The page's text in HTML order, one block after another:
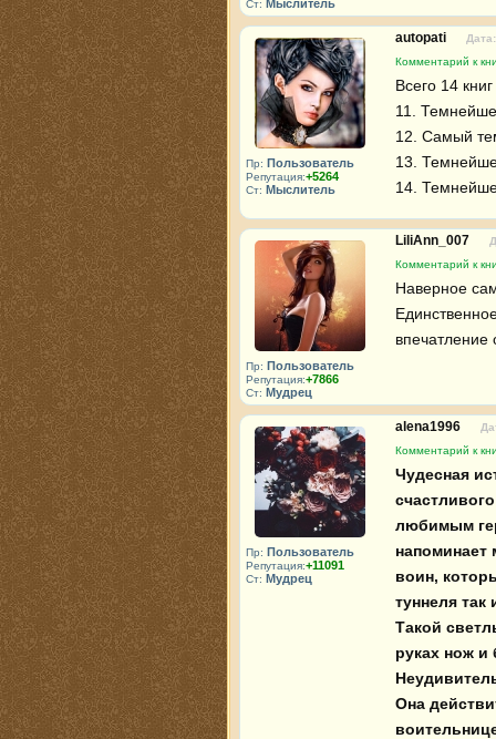
Ст: Мыслитель
Пр: Пользователь
Репутация:+5264
Ст: Мыслитель
autopati
Комментарий к
Всего 14
11.
12. Самый
13.
14.
Пр: Пользователь
Репутация:+7866
Ст: Мудрец
LiliAnn_007
Комментарий к
Наверное
впечатление
Пр: Пользователь
Репутация:+11091
Ст: Мудрец
alena1996
Комментарий к
Чудесная
любимым
воин,
туннеля
Такой
руках нож и
Она